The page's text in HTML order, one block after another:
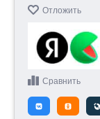
Отложить
Сравнить